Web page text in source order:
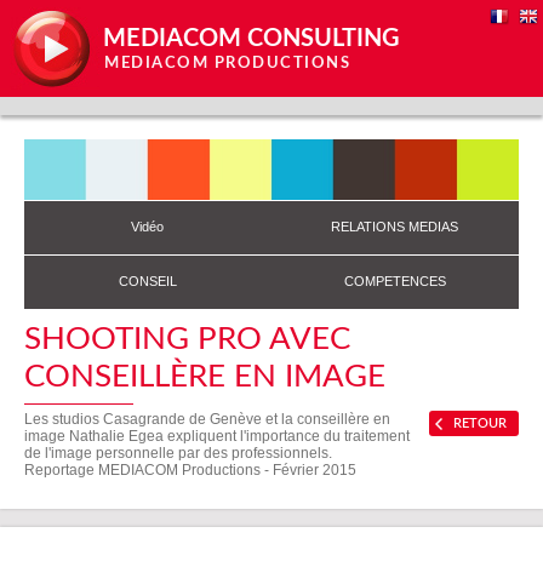
MEDIACOM CONSULTING
MEDIACOM PRODUCTIONS
Vidéo RELATIONS MEDIAS
CONSEIL COMPETENCES
SHOOTING PRO AVEC
CONSEILLÈRE EN IMAGE
RETOUR
Les studios Casagrande de Genève et la conseillère en
image Nathalie Egea expliquent l'importance du traitement
de l'image personnelle par des professionnels.
Reportage MEDIACOM Productions - Février 2015